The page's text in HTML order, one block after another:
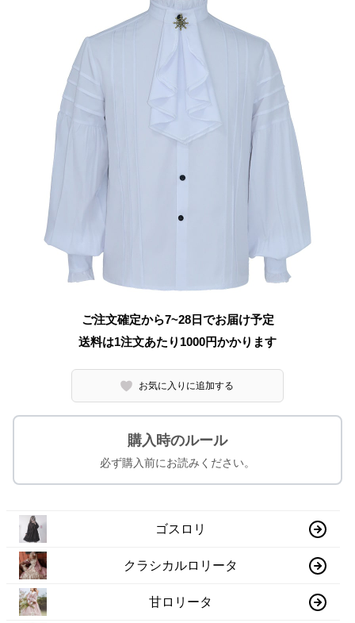
ご注文確定から7~28日でお届け予定
送料は1注文あたり 1000円かかります
お気に入りに追加する
購入時のルール
必ず購入前にお読みください。
ゴスロリ
クラシカルロリータ
甘ロリータ